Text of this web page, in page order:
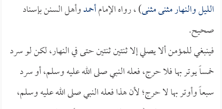
الليل والنهار مثنى مثنى) ، رواه الإمامأحمدوأهل السنن بإسناد
صحيح.
فينبغي للمؤمن ألا يصلي إلا ثنتين ثنتين حتى في النهار، لكن لو سرد
خمساً يوتر بها فلا حرج، فعله النبي صلى الله عليه وسلم، أو سرد
سبعاً وأوتر بها لا حرج؛ لأن هذا فعله النبي صلى الله عليه وسلم،